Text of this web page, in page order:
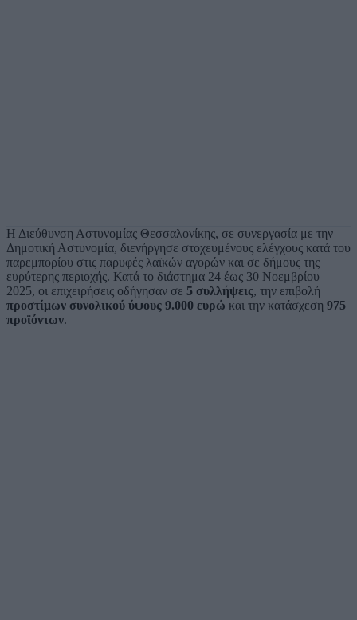
Η Διεύθυνση Αστυνομίας Θεσσαλονίκης, σε συνεργασία με την
Δημοτική Αστυνομία, διενήργησε στοχευμένους ελέγχους κατά του
παρεμπορίου στις παρυφές λαϊκών αγορών και σε δήμους της
ευρύτερης περιοχής. Κατά το διάστημα 24 έως 30 Νοεμβρίου
2025, οι επιχειρήσεις οδήγησαν σε 5 συλλήψεις, την επιβολή
προστίμων συνολικού ύψους 9.000 ευρώ και την κατάσχεση 975
προϊόντων.